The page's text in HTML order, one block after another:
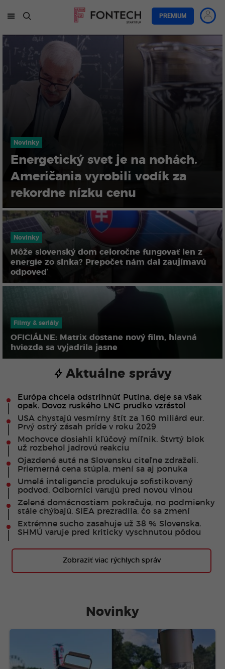
PREMIUM
Novinky
Energetický svet je na nohách.
Američania vyrobili vodík za
rekordne nízku cenu
Novinky
Môže slovenský dom celoročne fungovať len z
energie zo slnka? Prepočet nám dal zaujímavú
odpoveď
Filmy & seriály
OFICIÁLNE: Matrix dostane nový film, hlavná
hviezda sa vyjadrila jasne
Aktuálne správy
Európa chcela odstrihnúť Putina, deje sa však
opak. Dovoz ruského LNG prudko vzrástol
USA chystajú vesmírny štít za 160 miliárd eur.
Prvý ostrý zásah príde v roku 2029
Mochovce dosiahli kľúčový míľnik. Štvrtý blok
už rozbehol jadrovú reakciu
Ojazdené autá na Slovensku citeľne zdraželi.
Priemerná cena stúpla, mení sa aj ponuka
Umelá inteligencia produkuje sofistikovaný
podvod. Odborníci varujú pred novou vlnou
Zelená domácnostiam pokračuje, no podmienky
stále chýbajú. SIEA prezradila, čo sa zmení
Extrémne sucho zasahuje už 38 % Slovenska.
SHMÚ varuje pred kriticky vyschnutou pôdou
Zobraziť viac rýchlych správ
Novinky